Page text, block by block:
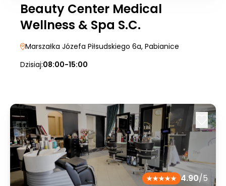
Beauty Center Medical
Wellness & Spa S.C.
Marszałka Józefa Piłsudskiego 6a, Pabianice
Dzisiaj:08:00-15:00
4.90/5